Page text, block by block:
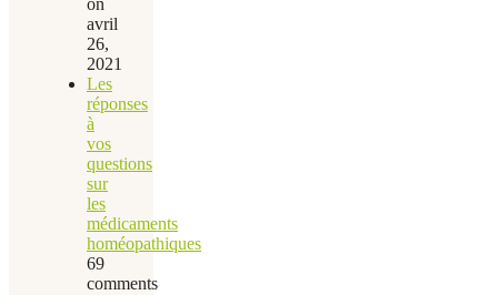
avril
26,
2021
Les
réponses
à
vos
questions
sur
les
médicaments
homéopathiques
69
comments